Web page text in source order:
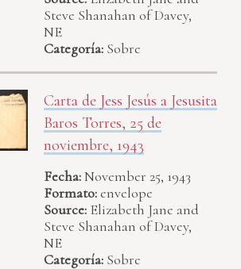
Steve Shanahan of Davey,
NE
Categoría: Sobre
Carta de Jess Jesús a Jesusita
Baros Torres, 25 de
noviembre, 1943
Fecha:November 25, 1943
Formato:envelope
Source: Elizabeth Jane and
Steve Shanahan of Davey,
NE
Categoría: Sobre